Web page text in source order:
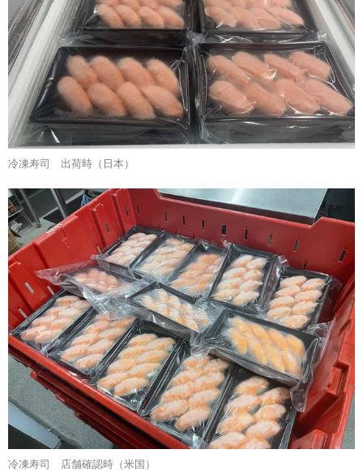
冷凍寿司 出荷時（日本）
冷凍寿司 店舗確認時（米国）